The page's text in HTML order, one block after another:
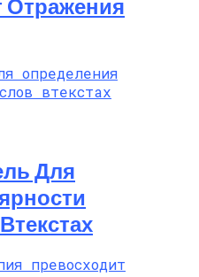
Отражения
Для